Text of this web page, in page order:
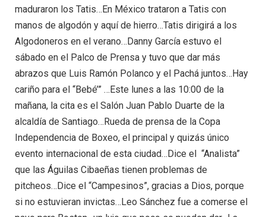
maduraron los Tatis…En México trataron a Tatis con
manos de algodón y aquí de hierro…Tatis dirigirá a los
Algodoneros en el verano…Danny García estuvo el
sábado en el Palco de Prensa y tuvo que dar más
abrazos que Luis Ramón Polanco y el Pachá juntos…Hay
cariño para el “Bebé’” …Este lunes a las 10:00 de la
mañana, la cita es el Salón Juan Pablo Duarte de la
alcaldía de Santiago…Rueda de prensa de la Copa
Independencia de Boxeo, el principal y quizás único
evento internacional de esta ciudad…Dice el “Analista”
que las Águilas Cibaeñas tienen problemas de
pitcheos…Dice el “Campesinos”, gracias a Dios, porque
si no estuvieran invictas…Leo Sánchez fue a comerse el